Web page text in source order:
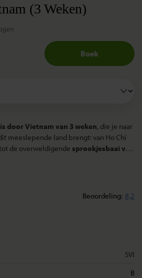
(3 Weken)
Boek
door Vietnam van 3 weken, die je naar
meeslepende land brengt: van Ho Chi
de overweldigende sprookjesbaai van
in Vietnam
nog veel te ontdekken valt voor single
Beoordeling 8,2
SVI
B